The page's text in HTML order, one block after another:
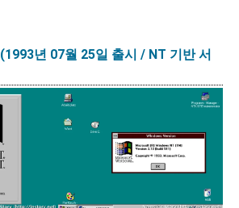
(1993년 07월 25일 출시 / NT 기반 서